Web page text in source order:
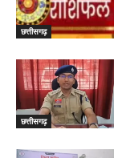
छत्तीसगढ़
छत्तीसगढ़